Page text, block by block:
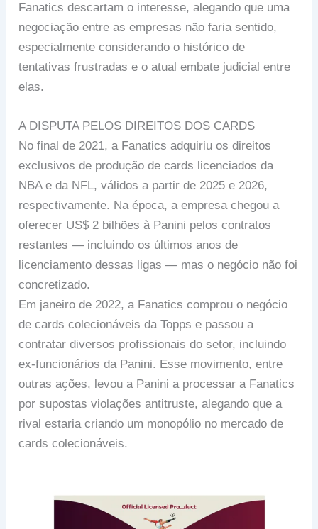
Fanatics descartam o interesse, alegando que uma
negociação entre as empresas não faria sentido,
especialmente considerando o histórico de
tentativas frustradas e o atual embate judicial entre
elas.
A DISPUTA PELOS DIREITOS DOS CARDS
No final de 2021, a Fanatics adquiriu os direitos
exclusivos de produção de cards licenciados da
NBA e da NFL, válidos a partir de 2025 e 2026,
respectivamente. Na época, a empresa chegou a
oferecer US$ 2 bilhões à Panini pelos contratos
restantes — incluindo os últimos anos de
licenciamento dessas ligas — mas o negócio não foi
concretizado.
Em janeiro de 2022, a Fanatics comprou o negócio
de cards colecionáveis da Topps e passou a
contratar diversos profissionais do setor, incluindo
ex-funcionários da Panini. Esse movimento, entre
outras ações, levou a Panini a processar a Fanatics
por supostas violações antitruste, alegando que a
rival estaria criando um monopólio no mercado de
cards colecionáveis.